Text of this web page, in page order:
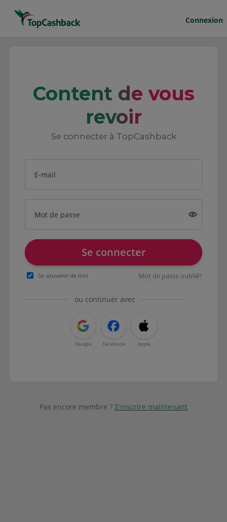
Connexion
Content de vous
revoir
Se connecter à TopCashback
E-mail
Mot de passe
Se connecter
Se souvenir de moi Mot de passe oublié?
ou continuer avec
Google Facebook Apple
Pas encore membre ? S'inscrire maintenant